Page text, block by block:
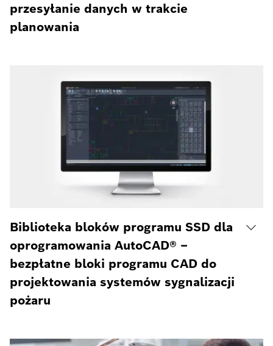
przesyłanie danych w trakcie
planowania
Biblioteka bloków programu SSD dla
oprogramowania AutoCAD® –
bezpłatne bloki programu CAD do
projektowania systemów sygnalizacji
pożaru